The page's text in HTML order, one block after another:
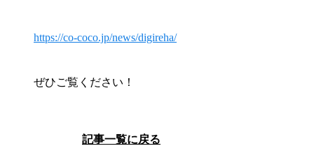
https://co-coco.jp/news/digireha/
ぜひご覧ください！
記事一覧に戻る